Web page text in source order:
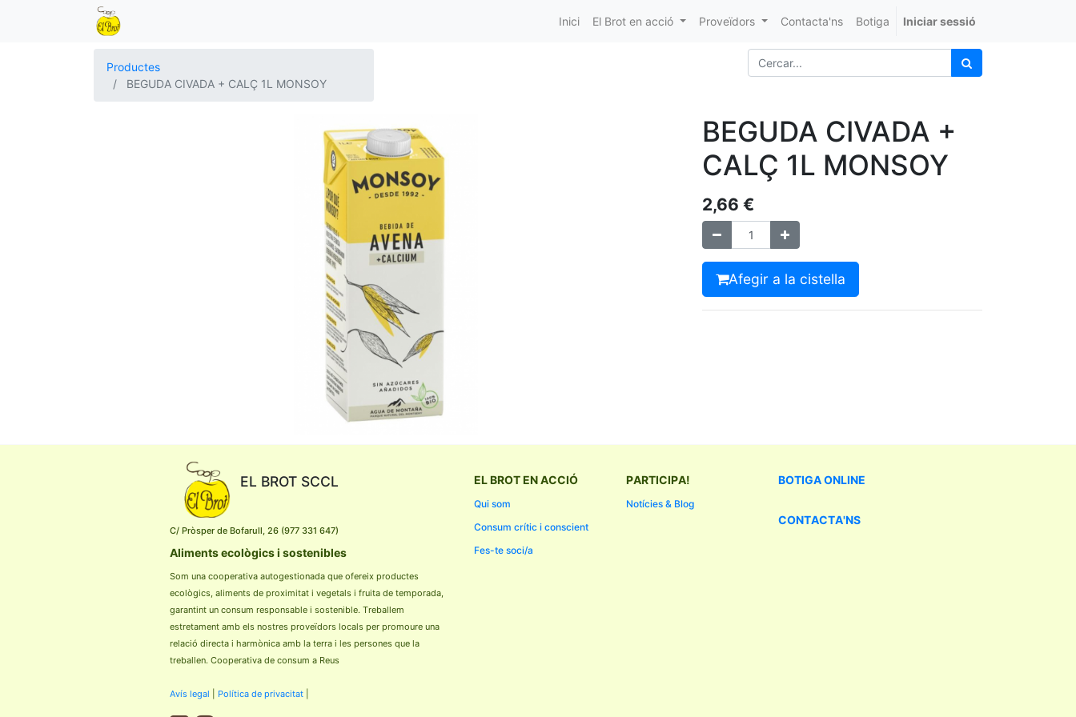
Inici El Brot en acció Proveïdors Contacta'ns Botiga Iniciar sessió
Productes
BEGUDA CIVADA + CALÇ 1L MONSOY
BEGUDA CIVADA +
CALÇ 1L MONSOY
2,66 €
Afegir a la cistella
EL BROT SCCL
C/ Pròsper de Bofarull, 26 (977 331 647)
Aliments ecològics i sostenibles
Som una cooperativa autogestionada que ofereix productes
ecològics, aliments de proximitat i vegetals i fruita de temporada,
garantint un consum responsable i sostenible. Treballem
estretament amb els nostres proveïdors locals per promoure una
relació directa i harmònica amb la terra i les persones que la
treballen. Cooperativa de consum a Reus
Avís legal Política de privacitat
EL BROT EN ACCIÓ
Qui som
Consum crític i conscient
Fes-te soci/a
PARTICIPA!
Notícies & Blog
BOTIGAONLINE
CONTACTA'NS